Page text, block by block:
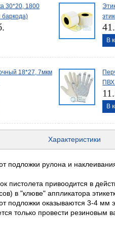
30*20, 1800
баркода)
В
18*27, 7мкм
ПВХ
В
Характеристики
подложки рулона и
пистолета привоодится в
в "клюве" аппликатора
подложки оказываются 3-4 мм
только провести резиновым